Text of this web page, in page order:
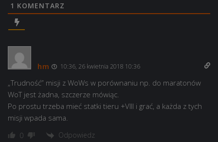
1 KOMENTARZ
hm 10:36, 26 kwietnia 2018 10:36
„Trudność” misji z WoWs w porównaniu np. do maratonów
WoT jest żadna, szczerze mówiąc.
Po prostu trzeba mieć statki tieru +VIII i grać, a każda z tych
misji wpada sama.
0 Odpowiedz